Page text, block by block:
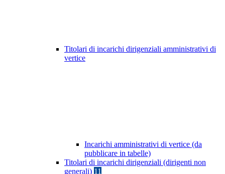
Titolari di incarichi dirigenziali amministrativi di
vertice
Incarichi amministrativi di vertice (da
pubblicare in tabelle)
Titolari di incarichi dirigenziali (dirigenti non
generali) 11